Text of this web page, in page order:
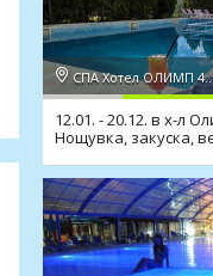
СПА Хотел ОЛИМП
12.01. - 20.12. в х-л
Нощувка, закуска,
басейни, топило